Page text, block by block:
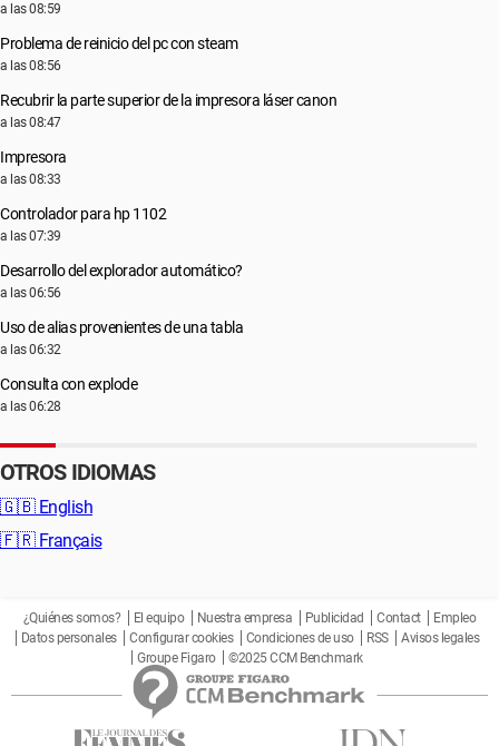
a las 08:59
Problema de reinicio del pc con steam
a las 08:56
Recubrir la parte superior de la impresora láser canon
a las 08:47
Impresora
a las 08:33
Controlador para hp 1102
a las 07:39
Desarrollo del explorador automático?
a las 06:56
Uso de alias provenientes de una tabla
a las 06:32
Consulta con explode
a las 06:28
OTROS IDIOMAS
🇬🇧 English
🇫🇷 Français
¿Quiénes somos? El equipo Nuestra empresa Publicidad Contact
Empleo
Datos personales
Configurar cookies Condiciones de uso RSS
Avisos legales
Groupe Figaro
©2025 CCM Benchmark